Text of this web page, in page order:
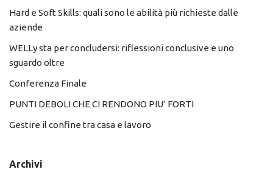
Hard e Soft Skills: quali sono le abilità più richieste dalle
aziende
WELLy sta per concludersi: riflessioni conclusive e uno
sguardo oltre
Conferenza Finale
PUNTI DEBOLI CHE CI RENDONO PIU’ FORTI
Gestire il confine tra casa e lavoro
Archivi